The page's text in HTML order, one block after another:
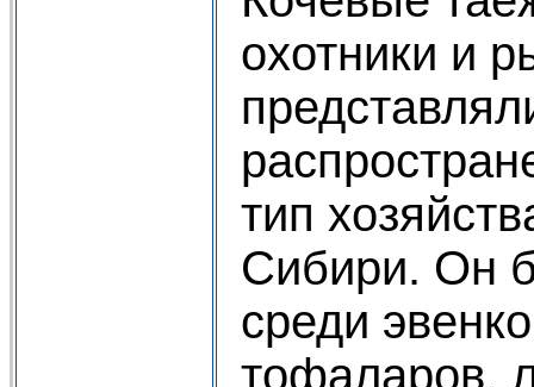
охотники и
тип
Сибири. Он
среди
тофаларов,